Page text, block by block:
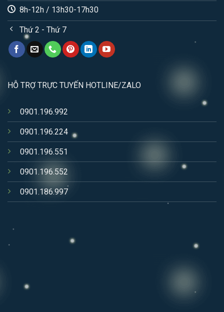
8h-12h / 13h30-17h30
Thứ 2 - Thứ 7
HỖ TRỢ TRỰC TUYẾN HOTLINE/ZALO
0901.196.992
0901.196.224
0901.196.551
0901.196.552
0901.186.997